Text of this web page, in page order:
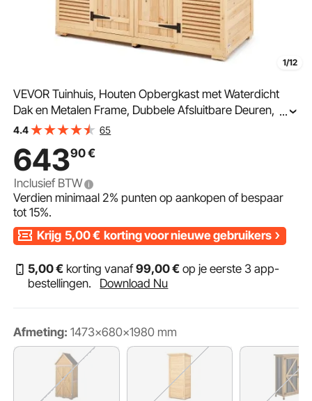
1/12
VEVOR Tuinhuis, Houten Opbergkast met Waterdicht
Dak en Metalen Frame, Dubbele Afsluitbare Deuren,
Tuingereedschapskast, Opbergkast met Planken en
...
4.4 65
64390€
Inclusief BTW
Verdien minimaal2% punten op aankopen of bespaar
tot15%.
Krijg 5,00€ korting voor nieuwe gebruikers
5,00€ korting vanaf99,00€ op je eerste 3 app-
bestellingen.
Download Nu
Afmeting: 1473x680x1980 mm